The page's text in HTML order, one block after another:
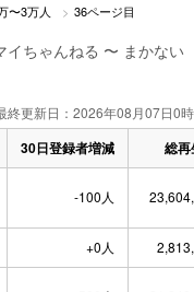
〜3万人 36ページ目
ちゃんねる 〜 まかない
終更新日：2026年08月07日0時
30日登録者増減 総
-100人
+0人